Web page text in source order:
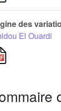
des
El Ouardi